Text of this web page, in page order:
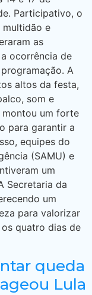
Participativo, o
multidão e
as
ocorrência de
A
altos da festa,
som e
montou um forte
para garantir a
equipes do
(SAMU) e
um
Secretaria da
um
para valorizar
quatro dias de
queda
Lula